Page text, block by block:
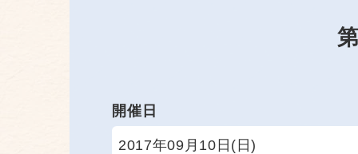
開催日
2017年09月10日(日)